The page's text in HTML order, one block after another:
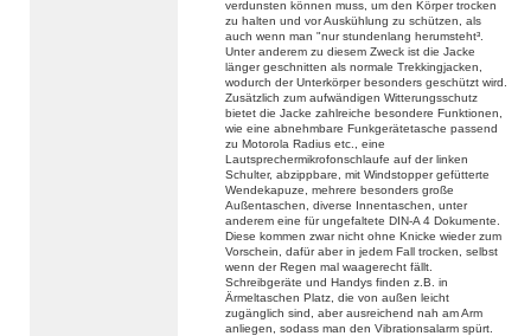
verdunsten können muss, um den Körper trocken
zu halten und vor Auskühlung zu schützen, als
auch wenn man "nur stundenlang herumsteht³.
Unter anderem zu diesem Zweck ist die Jacke
länger geschnitten als normale Trekkingjacken,
wodurch der Unterkörper besonders geschützt wird.
Zusätzlich zum aufwändigen Witterungsschutz
bietet die Jacke zahlreiche besondere Funktionen,
wie eine abnehmbare Funkgerätetasche passend
zu Motorola Radius etc., eine
Lautsprechermikrofonschlaufe auf der linken
Schulter, abzippbare, mit Windstopper gefütterte
Wendekapuze, mehrere besonders große
Außentaschen, diverse Innentaschen, unter
anderem eine für ungefaltete DIN-A 4 Dokumente.
Diese kommen zwar nicht ohne Knicke wieder zum
Vorschein, dafür aber in jedem Fall trocken, selbst
wenn der Regen mal waagerecht fällt.
Schreibgeräte und Handys finden z.B. in
Ärmeltaschen Platz, die von außen leicht
zugänglich sind, aber ausreichend nah am Arm
anliegen, sodass man den Vibrationsalarm spürt.